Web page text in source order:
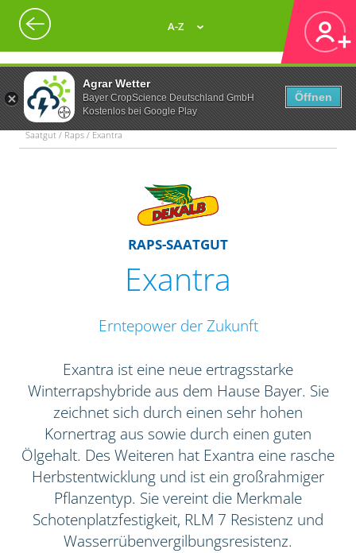
Agrar Wetter
Bayer CropScience Deutschland GmbH
Kostenlos bei Google Play
Öffnen
A-Z
Saatgut / Raps / Exantra
RAPS-SAATGUT
Exantra
Erntepower der Zukunft
Exantra ist eine neue ertragsstarke
Winterrapshybride aus dem Hause Bayer. Sie
zeichnet sich durch einen sehr hohen
Kornertrag aus sowie durch einen guten
Ölgehalt. Des Weiteren hat Exantra eine rasche
Herbstentwicklung und ist ein großrahmiger
Pflanzentyp. Sie vereint die Merkmale
Schotenplatzfestigkeit, RLM 7 Resistenz und
Wasserrübenvergilbungsresistenz.